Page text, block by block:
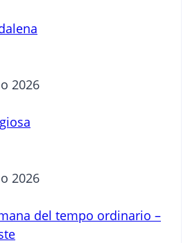
2026
2026
del tempo ordinario –